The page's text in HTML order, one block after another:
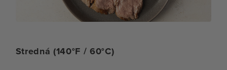
Stredná (140°F / 60°C)